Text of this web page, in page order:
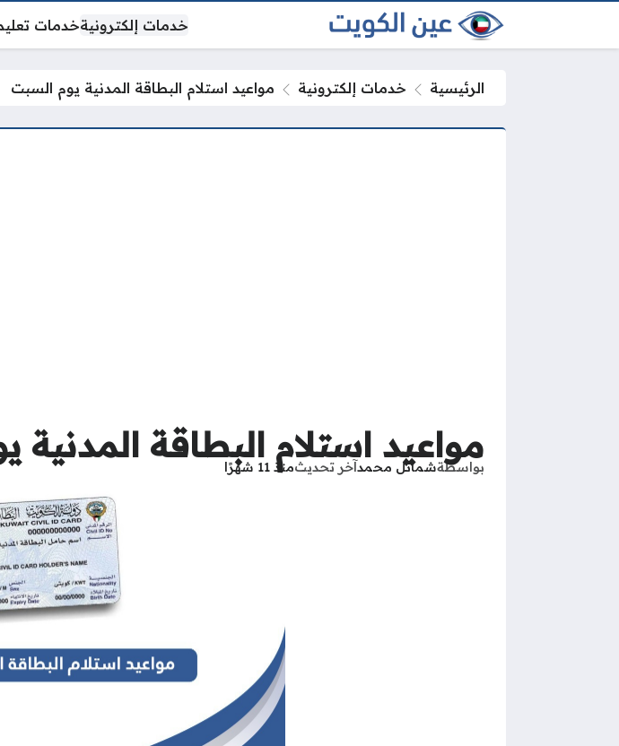
خدمات إلكترونيةخدمات
الرئيسية خدمات إلكترونية مواعيد استلام البطاقة المدنية يوم السبت
مواعيد استلام البطاقة المدنية
بواسطةشمائل محمدآخر تحديثمنذ 11 شهرًا